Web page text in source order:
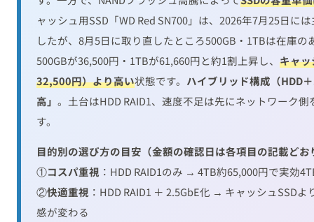
ャッシュ用SSD「WD Red SN700」は、2026年7月25日に
したが、8月5日に取り直したところ500GB・1TBは在庫
500GBが36,500円・1TBが61,660円と約1割上昇し、 キャッ
32,500円）より高い状態です。 ハイブリッド構成（HDD
高」 。土台はHDD RAID1、速度不足は先にネットワーク
す。
目的別の選び方の目安（金額の確認日は各項目の記載どお
①コスパ重視 ：HDD RAID1のみ → 4TB約65,000円で実効
②快適重視 ：HDD RAID1 ＋ 2.5GbE化 → キャッシュSSD
感が変わる